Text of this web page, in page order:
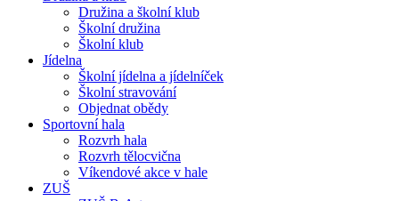
Družina a školní klub
Školní družina
Školní klub
Jídelna
Školní jídelna a jídelníček
Školní stravování
Objednat obědy
Sportovní hala
Rozvrh hala
Rozvrh tělocvična
Víkendové akce v hale
ZUŠ